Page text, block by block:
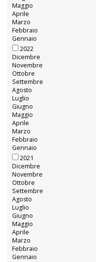
Maggio
Aprile
Marzo
Febbraio
Gennaio
2022
Dicembre
Novembre
Ottobre
Settembre
Agosto
Luglio
Giugno
Maggio
Aprile
Marzo
Febbraio
Gennaio
2021
Dicembre
Novembre
Ottobre
Settembre
Agosto
Luglio
Giugno
Maggio
Aprile
Marzo
Febbraio
Gennaio